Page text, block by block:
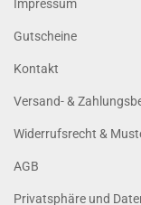
Impressum
Gutscheine
Kontakt
Versand- &
Widerrufsrecht &
AGB
Privatsphäre und